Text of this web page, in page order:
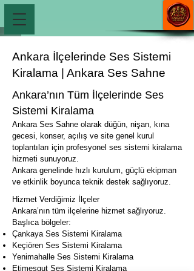
Ankara İlçelerinde Ses Sistemi
Kiralama | Ankara Ses Sahne
Ankara’nın Tüm İlçelerinde Ses
Sistemi Kiralama
Ankara Ses Sahne olarak düğün, nişan, kına
gecesi, konser, açılış ve site genel kurul
toplantıları için profesyonel ses sistemi kiralama
hizmeti sunuyoruz.
Ankara genelinde hızlı kurulum, güçlü ekipman
ve etkinlik boyunca teknik destek sağlıyoruz.
Hizmet Verdiğimiz İlçeler
Ankara’nın tüm ilçelerine hizmet sağlıyoruz.
Başlıca bölgeler:
Çankaya Ses Sistemi Kiralama
Keçiören Ses Sistemi Kiralama
Yenimahalle Ses Sistemi Kiralama
Etimesgut Ses Sistemi Kiralama